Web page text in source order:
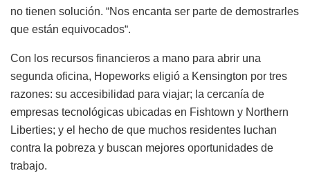
no tienen solución. “Nos encanta ser parte de demostrarles
que están equivocados“.
Con los recursos financieros a mano para abrir una
segunda oficina, Hopeworks eligió a Kensington por tres
razones: su accesibilidad para viajar; la cercanía de
empresas tecnológicas ubicadas en Fishtown y Northern
Liberties; y el hecho de que muchos residentes luchan
contra la pobreza y buscan mejores oportunidades de
trabajo.